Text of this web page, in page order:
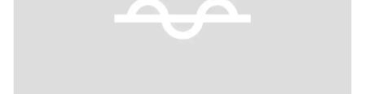
Previous slide